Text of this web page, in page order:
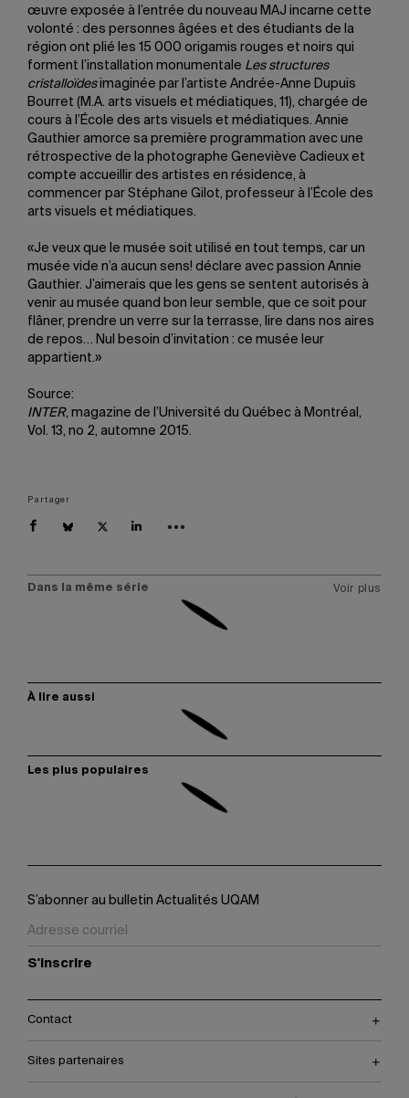
œuvre exposée à l’entrée du nouveau MAJ incarne cette
volonté : des personnes âgées et des étudiants de la
région ont plié les 15 000 origamis rouges et noirs qui
forment l’installation monumentale Les structures
cristalloïdesimaginée par l’artiste Andrée-Anne Dupuis
Bourret (M.A. arts visuels et médiatiques, 11), chargée de
cours à l’École des arts visuels et médiatiques. Annie
Gauthier amorce sa première programmation avec une
rétrospective de la photographe Geneviève Cadieux et
compte accueillir des artistes en résidence, à
commencer par Stéphane Gilot, professeur à l’École des
arts visuels et médiatiques.
«Je veux que le musée soit utilisé en tout temps, car un
musée vide n’a aucun sens! déclare avec passion Annie
Gauthier. J’aimerais que les gens se sentent autorisés à
venir au musée quand bon leur semble, que ce soit pour
flâner, prendre un verre sur la terrasse, lire dans nos aires
de repos… Nul besoin d’invitation : ce musée leur
appartient.»
Source:
INTER, magazine de l’Université du Québec à Montréal,
Vol. 13, no 2, automne 2015.
Partager
Dans la même série Voir plus
À lire aussi
Les plus populaires
S’abonner au bulletin Actualités UQAM
S'inscrire
Contact
Sites partenaires